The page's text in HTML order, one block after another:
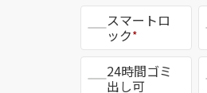
スマートロ
ック*
24時間ゴミ
出し可
シャーメゾンプ
を凝らしたデザ